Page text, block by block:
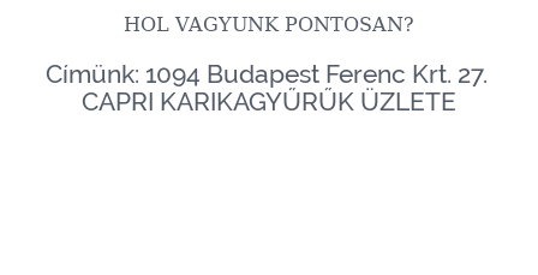
HOL VAGYUNK PONTOSAN?
Címünk: 1094 Budapest Ferenc Krt. 27.
CAPRI KARIKAGYŰRŰK ÜZLETE